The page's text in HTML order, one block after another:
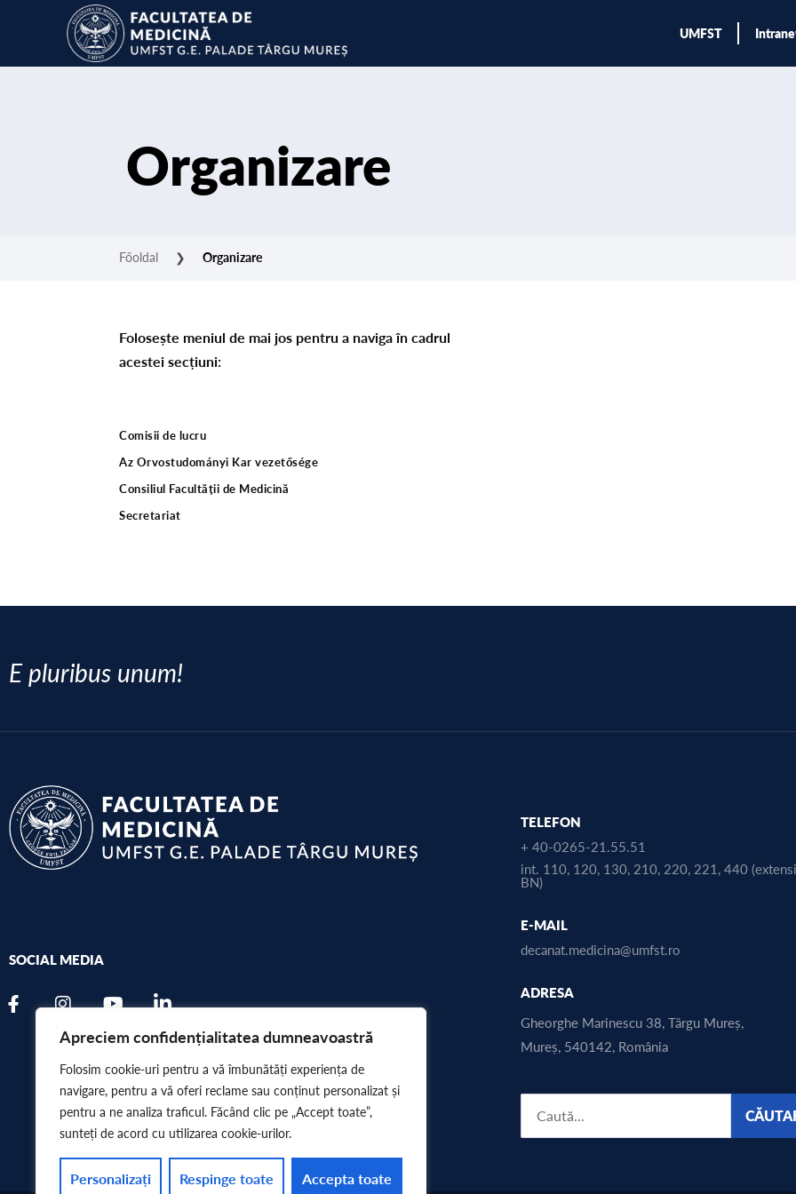
Apreciem confidențialitatea dumneavoastră
Folosim cookie-uri pentru a vă îmbunătăți experiența de
navigare, pentru a vă oferi reclame sau conținut personalizat și
pentru a ne analiza traficul. Făcând clic pe „Accept toate”,
sunteți de acord cu utilizarea cookie-urilor.
Personalizați Respinge toate Accepta toate
UMFST
Organizare
Főoldal ❯ Organizare
Folosește meniul de mai jos pentru a naviga în cadrul
acestei secțiuni:
Comisii de lucru
Az Orvostudományi Kar vezetősége
Consiliul Facultății de Medicină
Secretariat
E pluribus unum!
SOCIAL MEDIA
TELEFON
+ 40-0265-21.55.51
int. 110, 120, 130, 210, 220, 221, 440
BN)
E-MAIL
decanat.medicina@umfst.ro
ADRESA
Gheorghe Marinescu 38, Târgu Mureș,
Mureș, 540142, România